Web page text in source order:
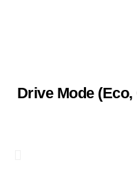
Drive Mode